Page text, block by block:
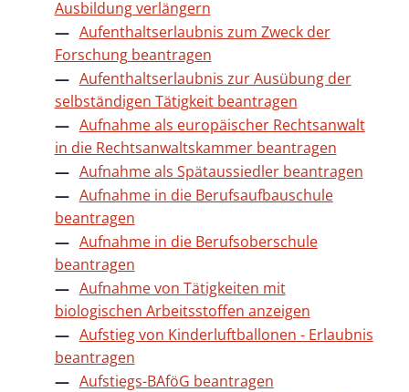
Ausbildung verlängern
Aufenthaltserlaubnis zum Zweck der
Forschung beantragen
Aufenthaltserlaubnis zur Ausübung der
selbständigen Tätigkeit beantragen
Aufnahme als europäischer Rechtsanwalt
in die Rechtsanwaltskammer beantragen
Aufnahme als Spätaussiedler beantragen
Aufnahme in die Berufsaufbauschule
beantragen
Aufnahme in die Berufsoberschule
beantragen
Aufnahme von Tätigkeiten mit
biologischen Arbeitsstoffen anzeigen
Aufstieg von Kinderluftballonen - Erlaubnis
beantragen
Aufstiegs-BAföG beantragen